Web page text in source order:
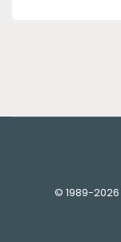
© 1989-2026